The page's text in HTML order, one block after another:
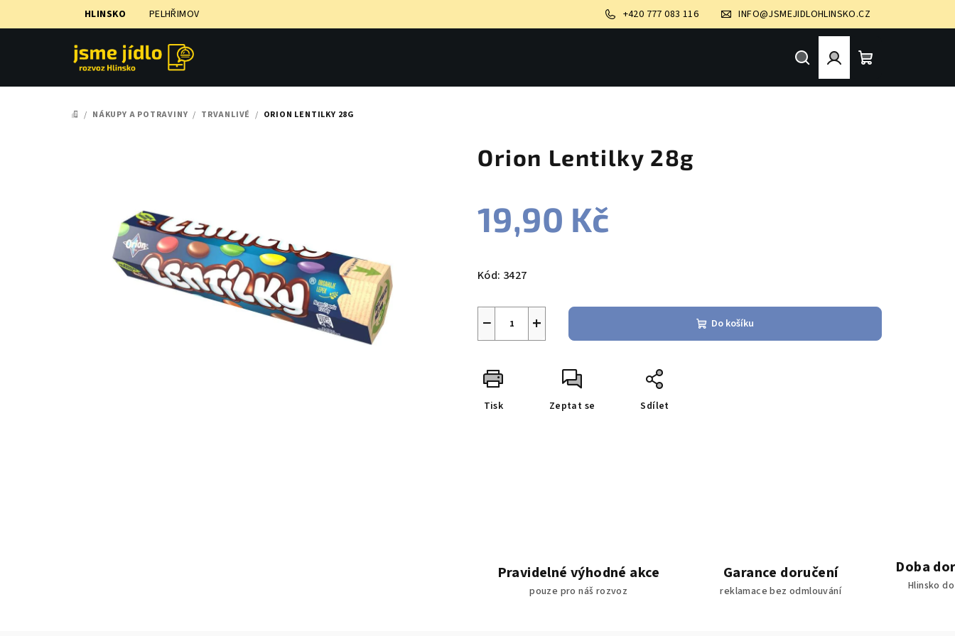
na
HLINSKO PELHŘIMOV +420 777 083 116 INFO@JSMEJIDLOHLINSKO.CZ
HledatPřihlášení
DOMŮ
/ NÁKUPY A POTRAVINY / TRVANLIVÉ / ORION LENTILKY 28G
Orion Lentilky 28g
19,90 Kč
cena:
Kód: 3427
+
− Do košíku
Tisk Zeptat se Sdílet
Pravidelné výhodné akce
pouze pro náš rozvoz
Garance doručení
reklamace bez odmlouvání
Doba
Hlinsko